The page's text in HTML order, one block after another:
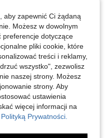
4,83
Uniwersalna półka pod prysznic Caterpillar z przyssawką, ruchoma stała podstawka, montaż bez wiercenia, regulowana podstawa słuchawki prysznicowej do akcesoriów łazienkowych, przenośny uchwyt słuchawki prysznicowej, ścienny uchwyt słuchawki prysznicowej bez wiercenia z klejonym wspornikiem montażowym dla dorosłych
aby zapewnić Ci żądaną
Możesz w dowolnym
preferencje dotyczące
pliki cookie, które
treści i reklamy,
wszystko", zezwolisz
naszej strony. Możesz
strony. Aby
ustawienia
więcej informacji na
Prywatności.